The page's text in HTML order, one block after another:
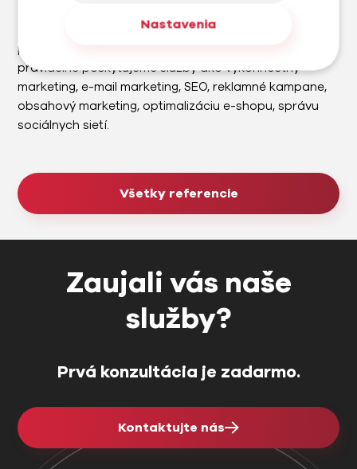
shop na mieru s množstvom custom funkcií a
prepojení na externé služby. Pre značku Trenujeme
pravidelne poskytujeme služby ako výkonnostný
marketing, e-mail marketing, SEO, reklamné kampane,
obsahový marketing, optimalizáciu e-shopu, správu
sociálnych sietí.
Všetky referencie
Zaujali vás naše
služby?
Prvá konzultácia je zadarmo.
Kontaktujte nás
Nastavenia